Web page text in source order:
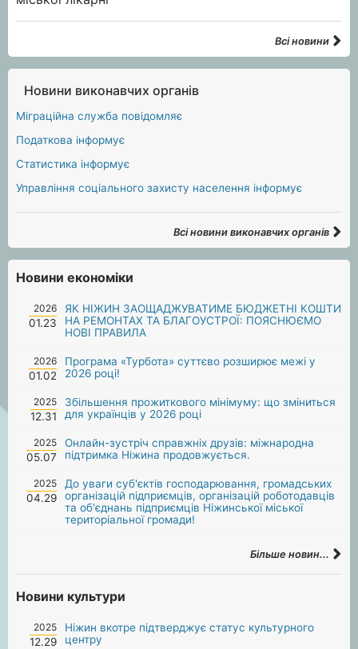
Всі новини
Новини виконавчих органів
Міграційна служба повідомляє
Податкова інформує
Статистика інформує
Управління соціального захисту населення інформує
Всі новини виконавчих органів
Новини економіки
2026
01.23
ЯК НІЖИН ЗАОЩАДЖУВАТИМЕ БЮДЖЕТНІ КОШТИ
НА РЕМОНТАХ ТА БЛАГОУСТРОЇ: ПОЯСНЮЄМО
НОВІ ПРАВИЛА
2026
01.02
Програма «Турбота» суттєво розширює межі у
2026 році!
2025
12.31
Збільшення прожиткового мінімуму: що зміниться
для українців у 2026 році
2025
05.07
Онлайн-зустріч справжніх друзів: міжнародна
підтримка Ніжина продовжується.
2025
04.29
До уваги суб'єктів господарювання, громадських
організацій підприємців, організацій роботодавців
та об'єднань підприємців Ніжинської міської
територіальної громади!
Більше новин...
Новини культури
2025
12.29
Ніжин вкотре підтверджує статус культурного
центру